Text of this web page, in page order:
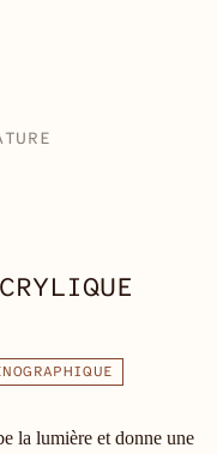
la lumière et donne une